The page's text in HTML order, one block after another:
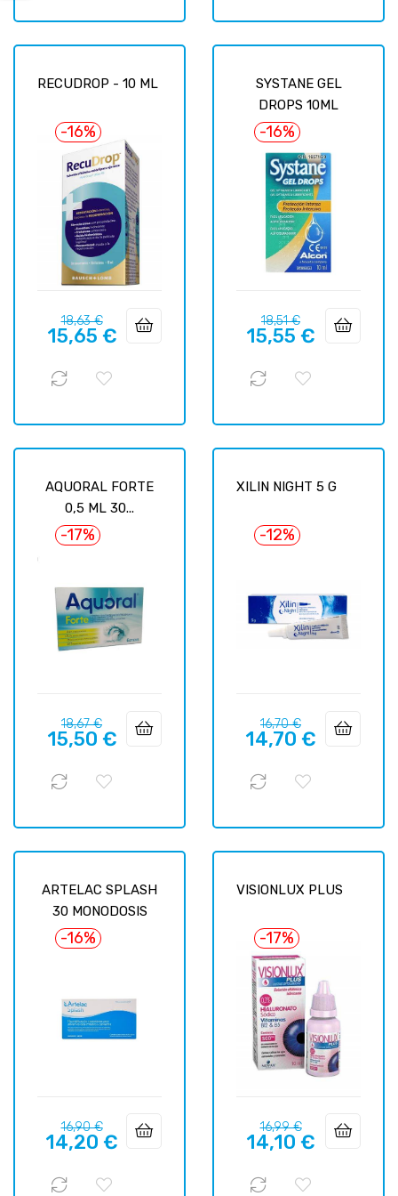
RECUDROP - 10 ML
-16%
Precio
regular
18,63 €Precio
15,65 €
SYSTANE GEL
DROPS 10ML
-16%
Precio
regular
18,51 €Precio
15,55 €
AQUORAL FORTE
0,5 ML 30...
-17%
Precio
regular
18,67 €Precio
15,50 €
XILIN NIGHT 5 G
-12%
Precio
regular
16,70 €Precio
14,70 €
ARTELAC SPLASH
30 MONODOSIS
-16%
Precio
regular
16,90 €Precio
14,20 €
VISIONLUX PLUS
-17%
Precio
regular
16,99 €Precio
14,10 €